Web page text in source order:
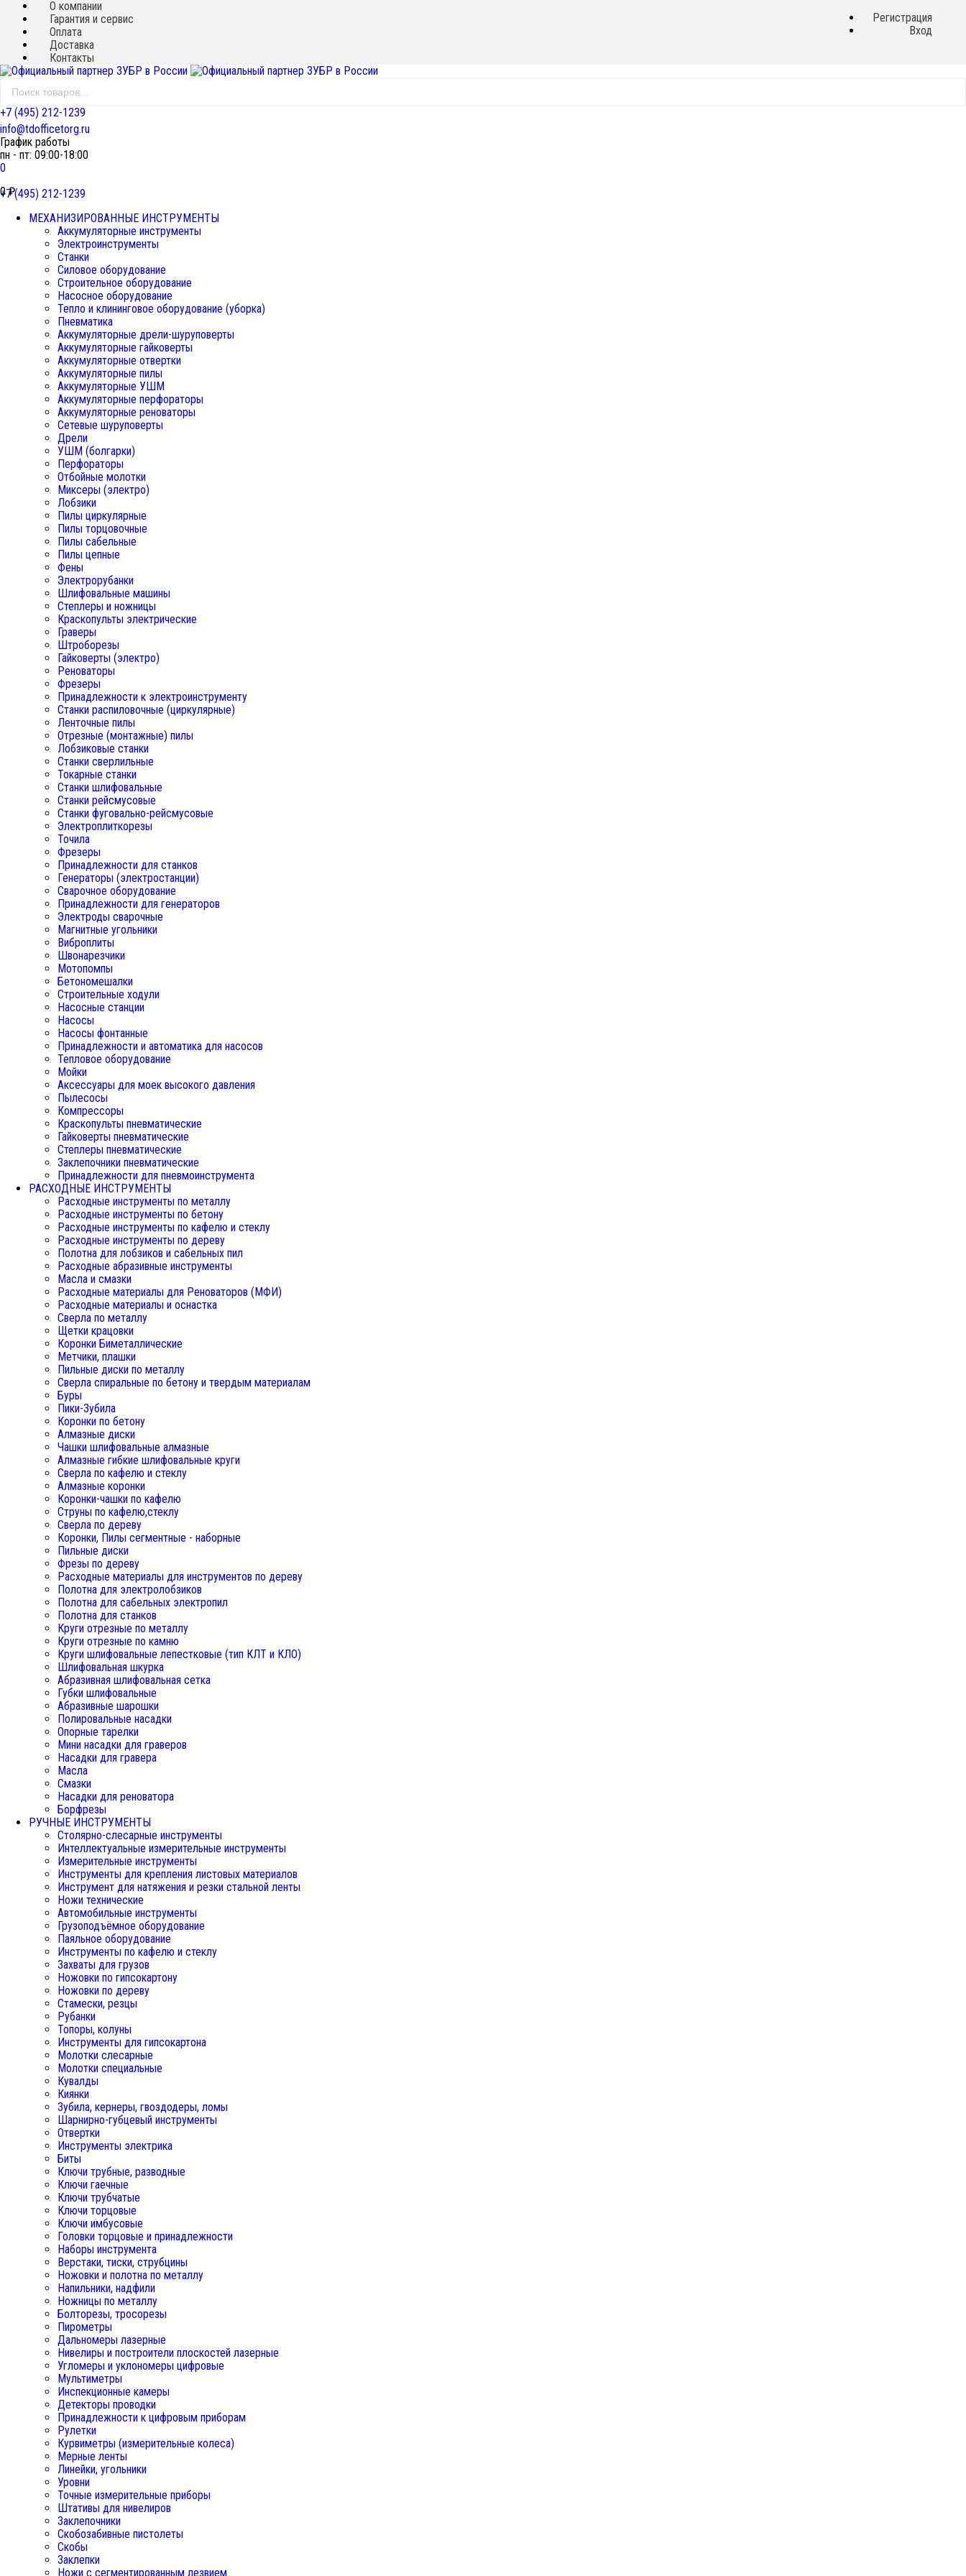
О компании
Гарантия и сервис
Оплата
Доставка
Контакты
Регистрация
Вход
+7 (495) 212-1239
info@tdofficetorg.ru
График работы
пн - пт: 09:00-18:00
0
0₽
+7 (495) 212-1239
МЕХАНИЗИРОВАННЫЕ ИНСТРУМЕНТЫ
Аккумуляторные инструменты
Электроинструменты
Станки
Силовое оборудование
Строительное оборудование
Насосное оборудование
Тепло и клининговое оборудование (уборка)
Пневматика
Аккумуляторные дрели-шуруповерты
Аккумуляторные гайковерты
Аккумуляторные отвертки
Аккумуляторные пилы
Аккумуляторные УШМ
Аккумуляторные перфораторы
Аккумуляторные реноваторы
Сетевые шуруповерты
Дрели
УШМ (болгарки)
Перфораторы
Отбойные молотки
Миксеры (электро)
Лобзики
Пилы циркулярные
Пилы торцовочные
Пилы сабельные
Пилы цепные
Фены
Электрорубанки
Шлифовальные машины
Степлеры и ножницы
Краскопульты электрические
Граверы
Штроборезы
Гайковерты (электро)
Реноваторы
Фрезеры
Принадлежности к электроинструменту
Станки распиловочные (циркулярные)
Ленточные пилы
Отрезные (монтажные) пилы
Лобзиковые станки
Станки сверлильные
Токарные станки
Станки шлифовальные
Станки рейсмусовые
Станки фуговально-рейсмусовые
Электроплиткорезы
Точила
Фрезеры
Принадлежности для станков
Генераторы (электростанции)
Сварочное оборудование
Принадлежности для генераторов
Электроды сварочные
Магнитные угольники
Виброплиты
Швонарезчики
Мотопомпы
Бетономешалки
Строительные ходули
Насосные станции
Насосы
Насосы фонтанные
Принадлежности и автоматика для насосов
Тепловое оборудование
Мойки
Аксессуары для моек высокого давления
Пылесосы
Компрессоры
Краскопульты пневматические
Гайковерты пневматические
Степлеры пневматические
Заклепочники пневматические
Принадлежности для пневмоинструмента
РАСХОДНЫЕ ИНСТРУМЕНТЫ
Расходные инструменты по металлу
Расходные инструменты по бетону
Расходные инструменты по кафелю и стеклу
Расходные инструменты по дереву
Полотна для лобзиков и сабельных пил
Расходные абразивные инструменты
Масла и смазки
Расходные материалы для Реноваторов (МФИ)
Расходные материалы и оснастка
Сверла по металлу
Щетки крацовки
Коронки Биметаллические
Метчики, плашки
Пильные диски по металлу
Сверла спиральные по бетону и твердым материалам
Буры
Пики-Зубила
Коронки по бетону
Алмазные диски
Чашки шлифовальные алмазные
Алмазные гибкие шлифовальные круги
Сверла по кафелю и стеклу
Алмазные коронки
Коронки-чашки по кафелю
Струны по кафелю,стеклу
Сверла по дереву
Коронки, Пилы сегментные - наборные
Пильные диски
Фрезы по дереву
Расходные материалы для инструментов по дереву
Полотна для электролобзиков
Полотна для сабельных электропил
Полотна для станков
Круги отрезные по металлу
Круги отрезные по камню
Круги шлифовальные лепестковые (тип КЛТ и КЛО)
Шлифовальная шкурка
Абразивная шлифовальная сетка
Губки шлифовальные
Абразивные шарошки
Полировальные насадки
Опорные тарелки
Мини насадки для граверов
Насадки для гравера
Масла
Смазки
Насадки для реноватора
Борфрезы
РУЧНЫЕ ИНСТРУМЕНТЫ
Столярно-слесарные инструменты
Интеллектуальные измерительные инструменты
Измерительные инструменты
Инструменты для крепления листовых материалов
Инструмент для натяжения и резки стальной ленты
Ножи технические
Автомобильные инструменты
Грузоподъёмное оборудование
Паяльное оборудование
Инструменты по кафелю и стеклу
Захваты для грузов
Ножовки по гипсокартону
Ножовки по дереву
Стамески, резцы
Рубанки
Топоры, колуны
Инструменты для гипсокартона
Молотки слесарные
Молотки специальные
Кувалды
Киянки
Зубила, кернеры, гвоздодеры, ломы
Шарнирно-губцевый инструменты
Отвертки
Инструменты электрика
Биты
Ключи трубные, разводные
Ключи гаечные
Ключи трубчатые
Ключи торцовые
Ключи имбусовые
Головки торцовые и принадлежности
Наборы инструмента
Верстаки, тиски, струбцины
Ножовки и полотна по металлу
Напильники, надфили
Ножницы по металлу
Болторезы, тросорезы
Пирометры
Дальномеры лазерные
Нивелиры и построители плоскостей лазерные
Угломеры и уклономеры цифровые
Мультиметры
Инспекционные камеры
Детекторы проводки
Принадлежности к цифровым приборам
Рулетки
Курвиметры (измерительные колеса)
Мерные ленты
Линейки, угольники
Уровни
Точные измерительные приборы
Штативы для нивелиров
Заклепочники
Скобозабивные пистолеты
Скобы
Заклепки
Ножи с сегментированным лезвием